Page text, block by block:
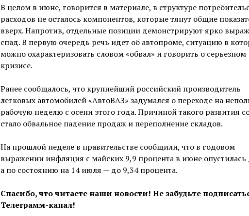
В целом в июне, говорится в материале, в структуре
расходов не осталось компонентов, которые тянут общие
вверх. Напротив, отдельные позиции демонстрируют ярко
спад. В первую очередь речь идет об автопроме, ситуацию в
можно охарактеризовать словом «обвал» и говорить о серьезном
кризисе.
Ранее сообщалось, что крупнейший российский производитель
легковых автомобилей «АвтоВАЗ» задумался о переходе на
рабочую неделю с осени этого года. Причиной такого развития
стало обвальное падение продаж и переполнение складов.
На прошлой неделе в правительстве сообщили, что в годовом
выражении инфляция с майских 9,9 процента в июне опустилась
а по состоянию на 14 июля — до 9,34 процента.
Спасибо, что читаете наши новости! Не забудьте
Телеграмм-канал!